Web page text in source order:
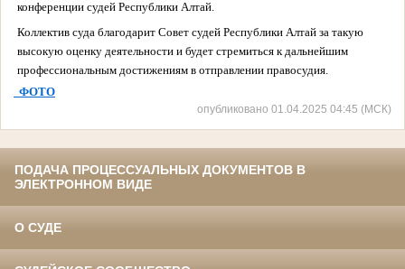
конференции судей Республики Алтай.
Коллектив суда благодарит Совет судей Республики Алтай за такую
высокую оценку деятельности и будет стремиться к дальнейшим
профессиональным достижениям в отправлении правосудия.
ФОТО
опубликовано 01.04.2025 04:45 (МСК)
ПОДАЧА ПРОЦЕССУАЛЬНЫХ ДОКУМЕНТОВ В
ЭЛЕКТРОННОМ ВИДЕ
О СУДЕ